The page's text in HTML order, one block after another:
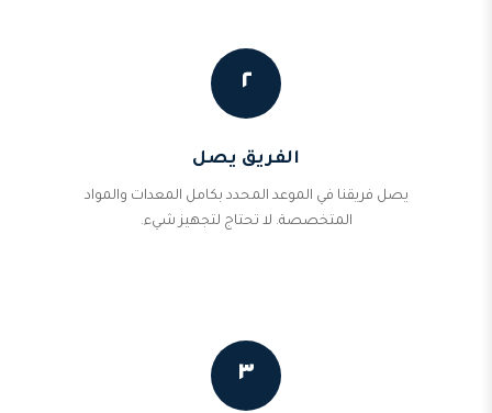
٢
الفريق يصل
يصل فريقنا في الموعد المحدد بكامل المعدات والمواد
المتخصصة. لا تحتاج لتجهيز شيء.
٣